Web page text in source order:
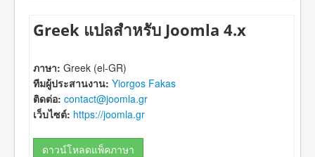
Greek แปลสำหรับ Joomla 4.x
ภาษา: Greek (el-GR)
ทีมผู้ประสานงาน: Yiorgos Fakas
ติดต่อ: contact@joomla.gr
เว็บไซต์: https://joomla.gr
ดาวน์โหลดแพ็คภาษา